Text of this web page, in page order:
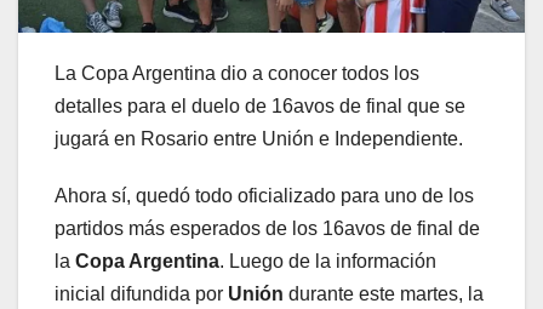
La Copa Argentina dio a conocer todos los
detalles para el duelo de 16avos de final que se
jugará en Rosario entre Unión e Independiente.
Ahora sí, quedó todo oficializado para uno de los
partidos más esperados de los 16avos de final de
la Copa Argentina. Luego de la información
inicial difundida por Unión durante este martes, la